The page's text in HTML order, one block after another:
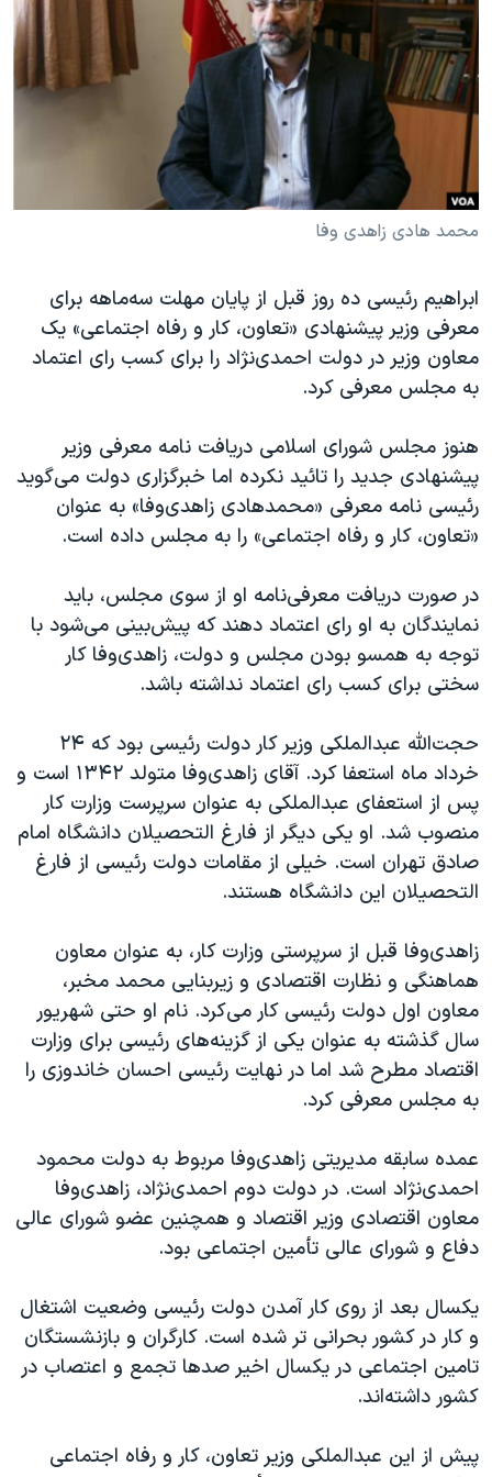
فرهنگ و زندگی
حقوق شهروندی
اقتصادی
علم و فناوری
اسرائیل در جنگ
مستندها
انتخابات ریاست جمهوری آمریکا ۲۰۲۴
حمله جمهوری اسلامی به اسرائیل
رمز مهسا
ورزش زنان در ایران
اعتراضات زن، زندگی، آزادی
تریبونال مردمی آبان ۹۸
دادگاه حمید نوری
چهل سال گروگان‌گیری
اعتراضات مردمی آبان ۹۸
اسرائیل در جنگ
نرگس محمدی برنده جایزه نوبل صلح
صفحه‌های ویژه
سفر پرزیدنت ترامپ به چین
دنبال کنید
زبانهای مختلف
محمد هادی زاهدی وفا
ابراهیم رئیسی ده روز قبل از پایان مهلت سه‌ماهه برای
معرفی وزیر پیشنهادی «تعاون، کار و رفاه اجتماعی» یک
معاون وزیر در دولت احمدی‌نژاد را برای کسب رای اعتماد
به مجلس معرفی کرد.
هنوز مجلس شورای اسلامی دریافت نامه معرفی وزیر
پیشنهادی جدید را تائید نکرده اما خبرگزاری دولت می‌گوید
رئیسی نامه معرفی «محمدهادی زاهدی‌وفا» به عنوان
«تعاون، کار و رفاه اجتماعی» را به مجلس داده است.
در صورت دریافت معرفی‌نامه او از سوی مجلس، باید
نمایندگان به او رای اعتماد دهند که پیش‌بینی می‌شود با
توجه به همسو بودن مجلس و دولت، زاهدی‌وفا کار
سختی برای کسب رای اعتماد نداشته باشد.
حجت‌الله عبدالملکی وزیر کار دولت رئیسی بود که ۲۴
خرداد ماه استعفا کرد. آقای زاهدی‌وفا متولد ۱۳۴۲ است و
پس از استعفای عبدالملکی به عنوان سرپرست وزارت کار
منصوب شد. او یکی دیگر از فارغ التحصیلان دانشگاه امام
صادق تهران است. خیلی از مقامات دولت رئیسی از فارغ
التحصیلان این دانشگاه هستند.
زاهدی‌وفا قبل از سرپرستی وزارت کار، به عنوان معاون
هماهنگی و نظارت اقتصادی و زیربنایی محمد مخبر،
معاون اول دولت رئیسی کار می‌کرد. نام او حتی شهریور
سال گذشته به عنوان یکی از گزینه‌های رئیسی برای وزارت
اقتصاد مطرح شد اما در نهایت رئیسی احسان خاندوزی را
به مجلس معرفی کرد.
عمده سابقه مدیریتی زاهدی‌وفا مربوط به دولت محمود
احمدی‌نژاد است. در دولت دوم احمدی‌نژاد، زاهدی‌وفا
معاون اقتصادی وزیر اقتصاد و همچنین عضو شورای عالی
دفاع و شورای عالی تأمین اجتماعی بود.
یکسال بعد از روی کار آمدن دولت رئیسی وضعیت اشتغال
و کار در کشور بحرانی تر شده است. کارگران و بازنشستگان
تامین اجتماعی در یکسال اخیر صدها تجمع و اعتصاب در
کشور داشته‌اند.
پیش از این عبدالملکی وزیر تعاون، کار و رفاه اجتماعی